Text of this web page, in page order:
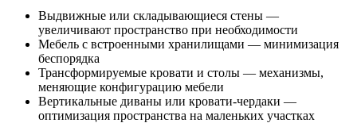
Выдвижные или складывающиеся стены —
увеличивают пространство при необходимости
Мебель с встроенными хранилищами — минимизация
беспорядка
Трансформируемые кровати и столы — механизмы,
меняющие конфигурацию мебели
Вертикальные диваны или кровати-чердаки —
оптимизация пространства на маленьких участках